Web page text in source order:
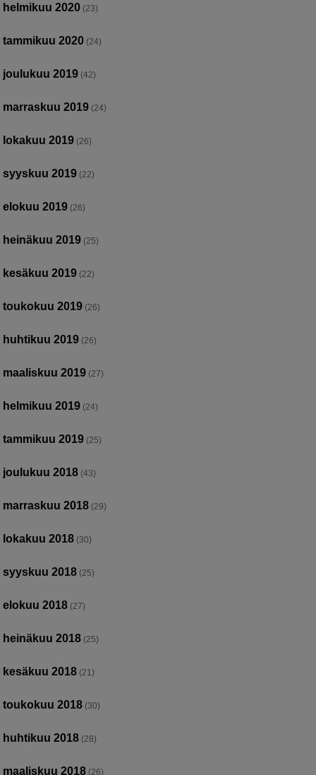
helmikuu 2020 (23)
tammikuu 2020 (24)
joulukuu 2019 (42)
marraskuu 2019 (24)
lokakuu 2019 (26)
syyskuu 2019 (22)
elokuu 2019 (26)
heinäkuu 2019 (25)
kesäkuu 2019 (22)
toukokuu 2019 (26)
huhtikuu 2019 (26)
maaliskuu 2019 (27)
helmikuu 2019 (24)
tammikuu 2019 (25)
joulukuu 2018 (43)
marraskuu 2018 (29)
lokakuu 2018 (30)
syyskuu 2018 (25)
elokuu 2018 (27)
heinäkuu 2018 (25)
kesäkuu 2018 (21)
toukokuu 2018 (30)
huhtikuu 2018 (28)
maaliskuu 2018 (26)